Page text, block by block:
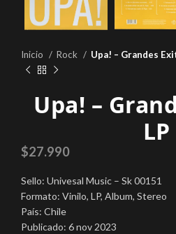
Inicio Rock Upa! – Grandes
Upa! –
LP
$27.990
Sello: Univesal Music – Sk 00151
Formato: Vinilo, LP, Album, Stereo
País: Chile
Publicado: 6 nov 2023